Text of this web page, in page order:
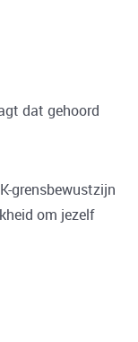
dat gehoord
grensbewustzijn
om jezelf